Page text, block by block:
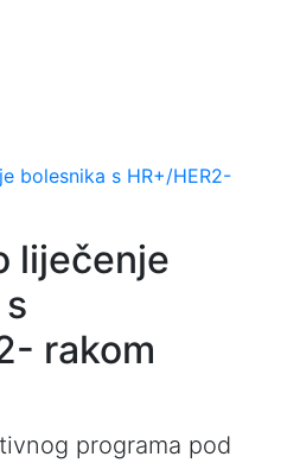
liječenje
rakom
programa pod